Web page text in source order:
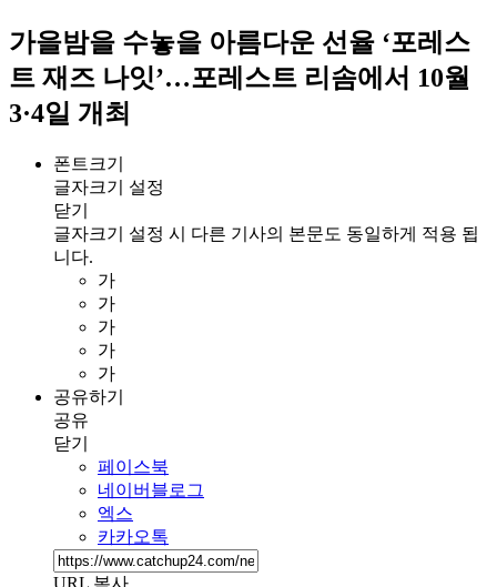
가을밤을 수놓을 아름다운 선율 ‘포레스
트 재즈 나잇’…포레스트 리솜에서 10월
3·4일 개최
폰트크기
글자크기 설정
닫기
글자크기 설정 시 다른 기사의 본문도 동일하게 적용 됩
니다.
가
가
가
가
가
공유하기
공유
닫기
페이스북
네이버블로그
엑스
카카오톡
URL 복사